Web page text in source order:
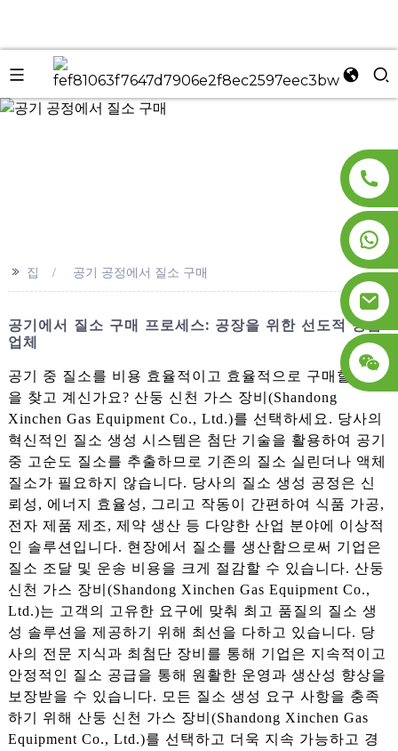
>> 집 공기 공정에서 질소 구매
공기에서 질소 구매 프로세스: 공장을 위한 선도적 공급
업체
공기 중 질소를 비용 효율적이고 효율적으로 구매할 방법
을 찾고 계신가요? 산둥 신천 가스 장비(Shandong
Xinchen Gas Equipment Co., Ltd.)를 선택하세요. 당사의
혁신적인 질소 생성 시스템은 첨단 기술을 활용하여 공기
중 고순도 질소를 추출하므로 기존의 질소 실린더나 액체
질소가 필요하지 않습니다. 당사의 질소 생성 공정은 신
뢰성, 에너지 효율성, 그리고 작동이 간편하여 식품 가공,
전자 제품 제조, 제약 생산 등 다양한 산업 분야에 이상적
인 솔루션입니다. 현장에서 질소를 생산함으로써 기업은
질소 조달 및 운송 비용을 크게 절감할 수 있습니다. 산둥
신천 가스 장비(Shandong Xinchen Gas Equipment Co.,
Ltd.)는 고객의 고유한 요구에 맞춰 최고 품질의 질소 생
성 솔루션을 제공하기 위해 최선을 다하고 있습니다. 당
사의 전문 지식과 최첨단 장비를 통해 기업은 지속적이고
안정적인 질소 공급을 통해 원활한 운영과 생산성 향상을
보장받을 수 있습니다. 모든 질소 생성 요구 사항을 충족
하기 위해 산둥 신천 가스 장비(Shandong Xinchen Gas
Equipment Co., Ltd.)를 선택하고 더욱 지속 가능하고 경